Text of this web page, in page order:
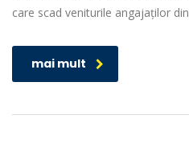
care scad veniturile angajaților din
mai mult